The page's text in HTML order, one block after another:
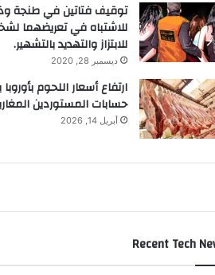
توقيف فتاتين في طنجة
للاشتباه في تعريضهما
للابتزاز والتهديد بالتشهير.
ديسمبر 28, 2020
ارتفاع أسعار اللحوم بأوروبا
حسابات المستوردين
أبريل 14, 2026
Recent Tech